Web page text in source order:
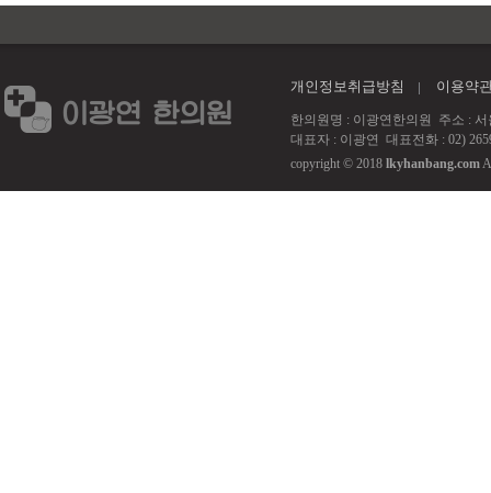
개인정보취급방침 이용약
한의원명 : 이광연한의원 주소 : 서
대표자 : 이광연 대표전화 : 02)
copyright © 2018 lkyhanbang.com